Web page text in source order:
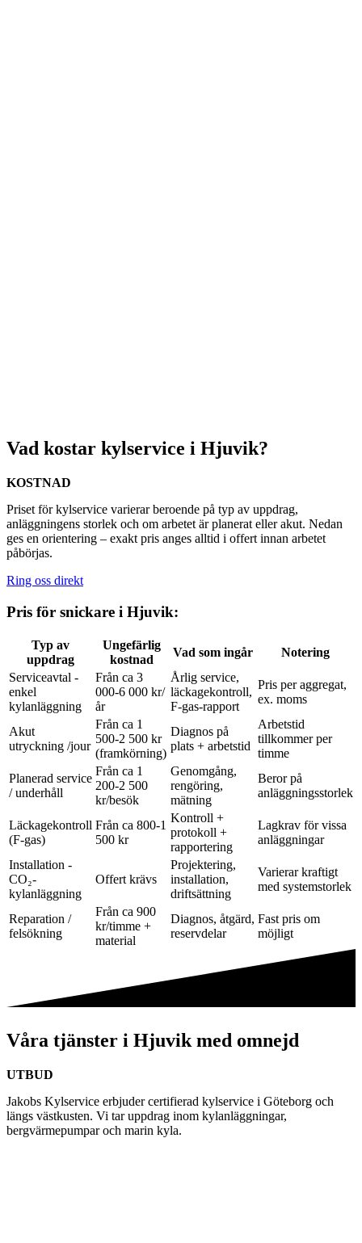
Vad kostar kylservice i Hjuvik?
KOSTNAD
Priset för kylservice varierar beroende på typ av uppdrag,
anläggningens storlek och om arbetet är planerat eller akut. Nedan
ges en orientering – exakt pris anges alltid i offert innan arbetet
påbörjas.
Ring oss direkt
Pris för snickare i Hjuvik:
Typ av
uppdrag
Ungefärlig
kostnad
Vad som ingår
Notering
Serviceavtal -
enkel
kylanläggning
Från ca 3
000-6 000 kr/
år
Årlig service,
läckagekontroll,
F-gas-rapport
Pris per aggregat,
ex. moms
Akut
utryckning /jour
Från ca 1
500-2 500 kr
(framkörning)
Diagnos på
plats + arbetstid
Arbetstid
tillkommer per
timme
Planerad service
/ underhåll
Från ca 1
200-2 500
kr/besök
Genomgång,
rengöring,
mätning
Beror på
anläggningsstorlek
Läckagekontroll
(F-gas)
Från ca 800-1
500 kr
Kontroll +
protokoll +
rapportering
Lagkrav för vissa
anläggningar
Installation -
CO₂-
kylanläggning
Offert krävs
Projektering,
installation,
driftsättning
Varierar kraftigt
med systemstorlek
Reparation /
felsökning
Från ca 900
kr/timme +
material
Diagnos, åtgärd,
reservdelar
Fast pris om
möjligt
Våra tjänster i Hjuvik med omnejd
UTBUD
Jakobs Kylservice erbjuder certifierad kylservice i Göteborg och
längs västkusten. Vi tar uppdrag inom kylanläggningar,
bergvärmepumpar och marin kyla.